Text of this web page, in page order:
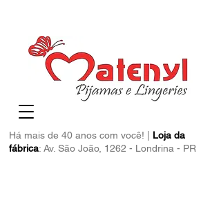
Há mais de 40 anos com você! | Loja da
fábrica: Av. São João, 1262 - Londrina - PR